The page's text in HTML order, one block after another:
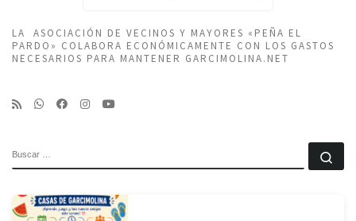
LA ASOCIACIÓN DE VECINOS Y MAYORES «PEÑA EL
PARDO» COLABORA ECONÓMICAMENTE CON LOS GASTOS
NECESARIOS PARA MANTENER GARCIMOLINA.NET